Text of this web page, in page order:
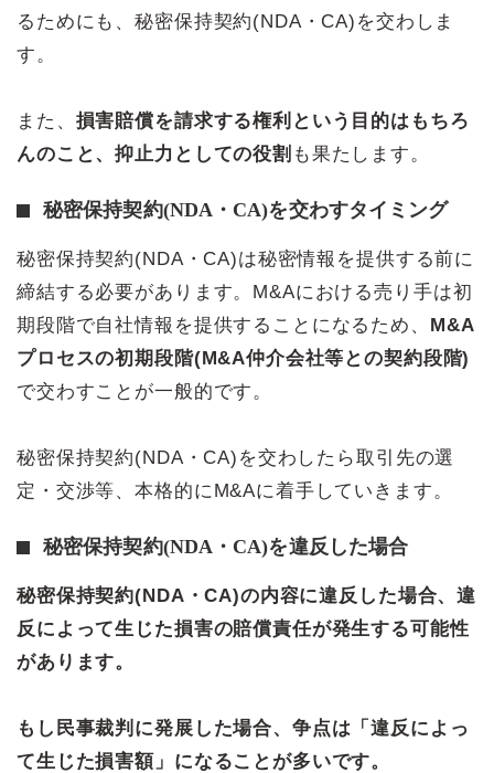
るためにも、秘密保持契約(NDA・CA)を交わしま
す。
また、 損害賠償を請求する権利という目的はもちろ
んのこと、抑止力としての役割 も果たします。
秘密保持契約(NDA・CA)を交わすタイミング
秘密保持契約(NDA・CA)は秘密情報を提供する前に
締結する必要があります。M&Aにおける売り手は初
期段階で自社情報を提供することになるため、 M&A
プロセスの初期段階(M&A仲介会社等との契約段階)
で交わすことが一般的です。
秘密保持契約(NDA・CA)を交わしたら取引先の選
定・交渉等、本格的にM&Aに着手していきます。
秘密保持契約(NDA・CA)を違反した場合
秘密保持契約(NDA・CA)の内容に違反した場合、違
反によって生じた損害の賠償責任が発生する可能性
があります。
もし民事裁判に発展した場合、争点は「違反によっ
て生じた損害額」になることが多いです。